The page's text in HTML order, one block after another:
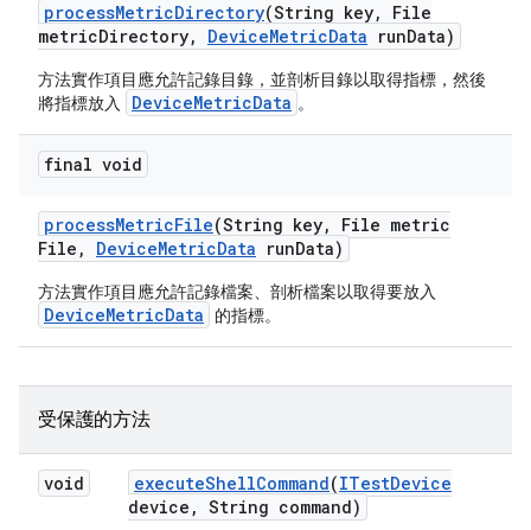
processMetricDirectory(String key,
File
metricDirectory, DeviceMetricData runData)
方法實作項目應允許記錄目錄，並剖析目錄以取得指標，然後
將指標放入
DeviceMetricData 。
final void
processMetricFile(String key,
File metric
File , DeviceMetricData runData)
方法實作項目應允許記錄檔案、剖析檔案以取得要放入
DeviceMetricData 的指標。
受保護的方法
void executeShellCommand(ITestDevice
device , String command)